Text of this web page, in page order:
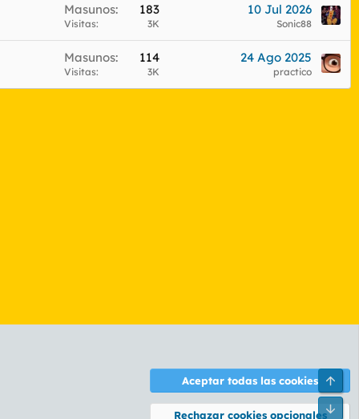
Masunos 183
Visitas 3K
10 Jul 2026
Sonic88
Masunos 114
Visitas 3K
24 Ago 2025
practico
Ayuda
Aceptar todas las cookies
Rechazar cookies opcionales
Pie